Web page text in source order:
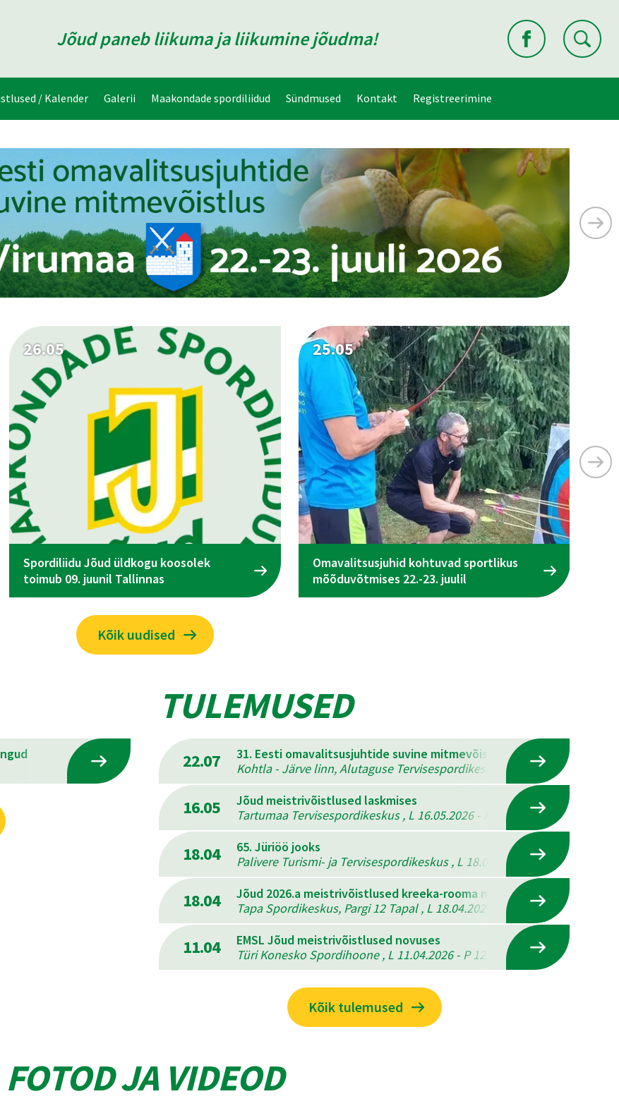
Jõud paneb liikuma ja liikumine jõudma!
/ Kalender Galerii Maakondade spordiliidud Sündmused Kontakt Registreerimine
26.05
Spordiliidu Jõud üldkogu koosolek
toimub 09. juunil Tallinnas
25.05
Omavalitsusjuhid kohtuvad sportlikus
mõõduvõtmises 22.-23. juulil
Kõik uudised
TULEMUSED
22.07
31. Eesti omavalitsusjuhtide suvine mitmevõistlus
Kohtla - Järve linn, Alutaguse Tervisespordikeskus , K 22.07.2026 - N
16.05
Jõud meistrivõistlused laskmises
Tartumaa Tervisespordikeskus , L 16.05.2026 - P 17.05.2026
18.04
65. Jüriöö jooks
Palivere Turismi- ja Tervisespordikeskus , L 18.04.2026 - P 19.04.2026
18.04
Jõud 2026.a meistrivõistlused kreeka-rooma maadluses,
Tapa Spordikeskus, Pargi 12 Tapal , L 18.04.2026
11.04
EMSL Jõud meistrivõistlused novuses
Türi Konesko Spordihoone , L 11.04.2026 - P 12.04.2026
Kõik tulemused
FOTOD JA VIDEOD